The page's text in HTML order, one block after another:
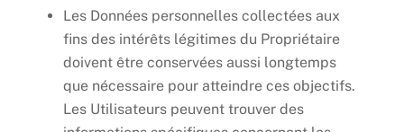
Les Données personnelles collectées aux
fins des intérêts légitimes du Propriétaire
doivent être conservées aussi longtemps
que nécessaire pour atteindre ces objectifs.
Les Utilisateurs peuvent trouver des